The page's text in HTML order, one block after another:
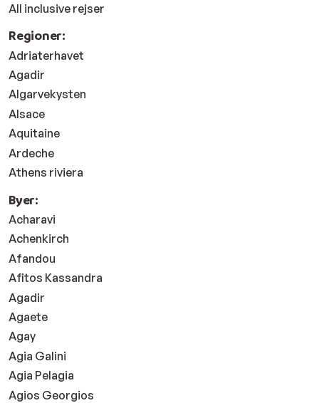
All inclusive rejser
Regioner:
Adriaterhavet
Agadir
Algarvekysten
Alsace
Aquitaine
Ardeche
Athens riviera
Byer:
Acharavi
Achenkirch
Afandou
Afitos Kassandra
Agadir
Agaete
Agay
Agia Galini
Agia Pelagia
Agios Georgios